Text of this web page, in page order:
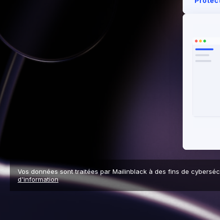
Vos données sont traitées par Mailinblack à des fins de
d'information